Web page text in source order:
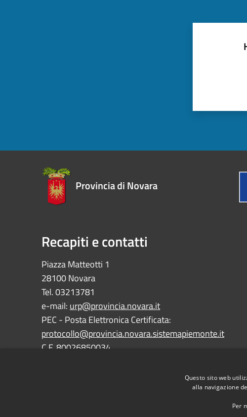
Provincia di Novara
Recapiti e contatti
Piazza Matteotti 1
28100 Novara
Tel. 03213781
e-mail: urp@provincia.novara.it
PEC - Posta Elettronica Certificata:
protocollo@provincia.novara.sistemapiemonte.it
C.F. 80026850034
Questo sito web
alla navigazione
Per